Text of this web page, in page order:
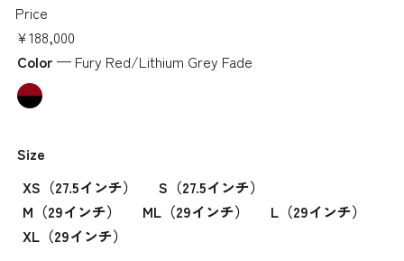
Price
通
常
価
格
¥188,000
Color — Fury Red/Lithium Grey Fade
Fury
Grey
Fade
Size
XS（27.5インチ）
S（27.5インチ）
M（29インチ）
ML（29インチ）
L（29インチ）
XL（29インチ）